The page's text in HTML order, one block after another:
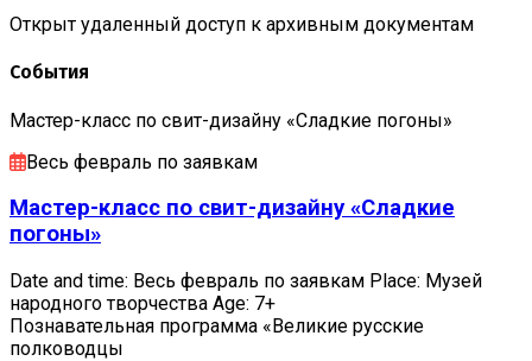
Открыт удаленный доступ к архивным документам
События
Мастер-класс по свит-дизайну «Сладкие погоны»
Весь февраль по заявкам
Мастер-класс по свит-дизайну «Сладкие
погоны»
Date and time: Весь февраль по заявкам Place: Музей
народного творчества Age: 7+
Познавательная программа «Великие русские
полководцы